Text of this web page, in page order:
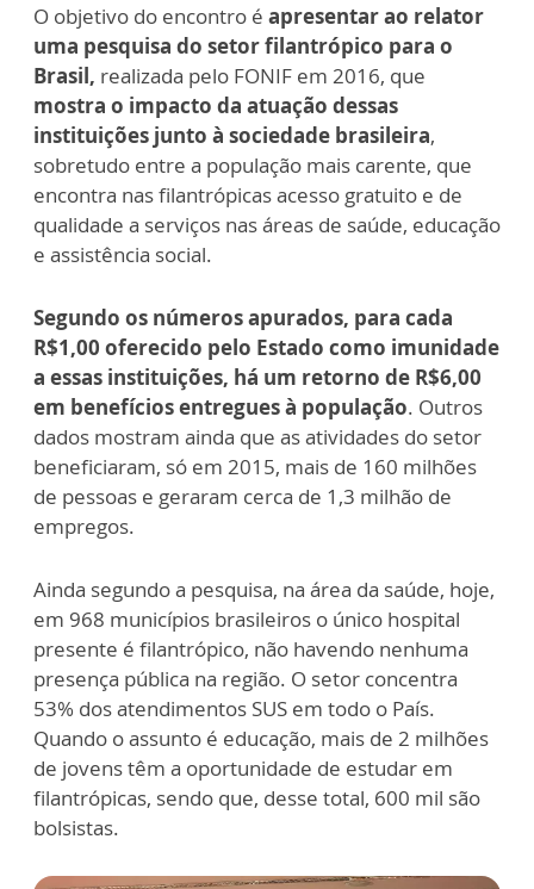
O objetivo do encontro é apresentar ao relator
uma pesquisa do setor filantrópico para o
Brasil, realizada pelo FONIF em 2016, que
mostra o impacto da atuação dessas
instituições junto à sociedade brasileira,
sobretudo entre a população mais carente, que
encontra nas filantrópicas acesso gratuito e de
qualidade a serviços nas áreas de saúde, educação
e assistência social.
Segundo os números apurados, para cada
R$1,00 oferecido pelo Estado como imunidade
a essas instituições, há um retorno de R$6,00
em benefícios entregues à população. Outros
dados mostram ainda que as atividades do setor
beneficiaram, só em 2015, mais de 160 milhões
de pessoas e geraram cerca de 1,3 milhão de
empregos.
Ainda segundo a pesquisa, na área da saúde, hoje,
em 968 municípios brasileiros o único hospital
presente é filantrópico, não havendo nenhuma
presença pública na região. O setor concentra
53% dos atendimentos SUS em todo o País.
Quando o assunto é educação, mais de 2 milhões
de jovens têm a oportunidade de estudar em
filantrópicas, sendo que, desse total, 600 mil são
bolsistas.